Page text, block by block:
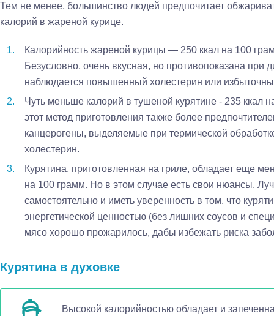
Тем не менее, большинство людей предпочитает
калорий в жареной курице.
Калорийность жареной курицы — 250 ккал на 100
Безусловно, очень вкусная, но противопоказана при
наблюдается повышенный холестерин или
Чуть меньше калорий в тушеной курятине - 235 ккал
этот метод приготовления также более
канцерогены, выделяемые при термической
холестерин.
Курятина, приготовленная на гриле, обладает еще
на 100 грамм. Но в этом случае есть свои нюансы.
самостоятельно и иметь уверенность в том, что
энергетической ценностью (без лишних соусов и
мясо хорошо прожарилось, дабы избежать риска
Курятина в духовке
Высокой калорийностью обладает и